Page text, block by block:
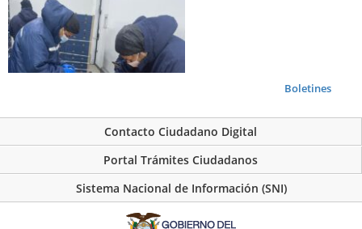
Boletines
Contacto Ciudadano Digital
Portal Trámites Ciudadanos
Sistema Nacional de Información (SNI)